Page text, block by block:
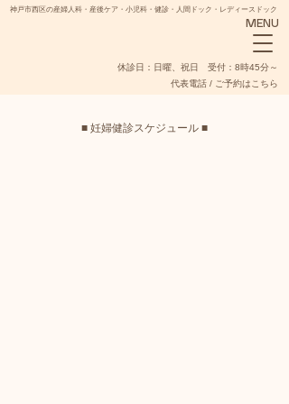
​休診日：日曜、祝日 受付：8時45分～
代表電話 / ご予約はこちら
MENU
神戸市西区の産婦人科・産後ケア・小児科・健診・人間ドック・レディースドック
■ 妊婦健診スケジュール ■